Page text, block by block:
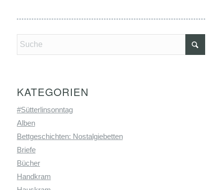
KATEGORIEN
#Sütterlinsonntag
Alben
Bettgeschichten: Nostalgiebetten
Briefe
Bücher
Handkram